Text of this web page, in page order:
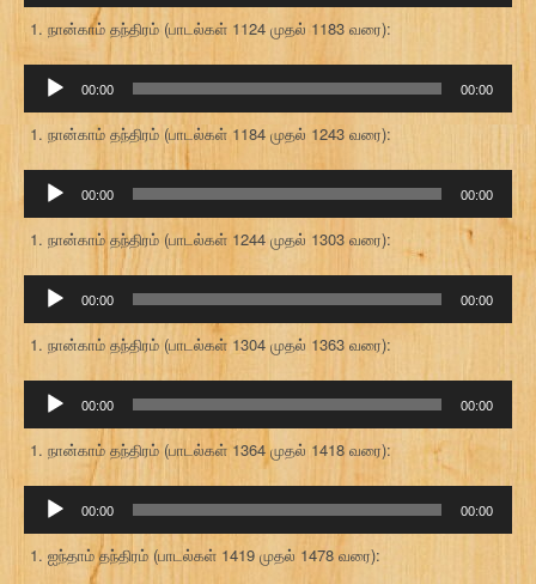
நான்காம் தந்திரம் (பாடல்கள் 1124 முதல் 1183 வரை):
கருவி
00:00 00:00
நான்காம் தந்திரம் (பாடல்கள் 1184 முதல் 1243 வரை):
கருவி
00:00 00:00
நான்காம் தந்திரம் (பாடல்கள் 1244 முதல் 1303 வரை):
கருவி
00:00 00:00
நான்காம் தந்திரம் (பாடல்கள் 1304 முதல் 1363 வரை):
கருவி
00:00 00:00
நான்காம் தந்திரம் (பாடல்கள் 1364 முதல் 1418 வரை):
கருவி
00:00 00:00
ஐந்தாம் தந்திரம் (பாடல்கள் 1419 முதல் 1478 வரை):